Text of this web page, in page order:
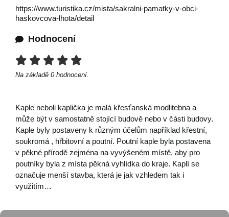
https://www.turistika.cz/mista/sakralni-pamatky-v-obci-
haskovcova-lhota/detail
Hodnocení
Na základě 0 hodnocení.
Kaple neboli kaplička je malá křesťanská modlitebna a
může být v samostatně stojící budově nebo v části budovy.
Kaple byly postaveny k různým účelům například křestní,
soukromá , hřbitovní a poutní. Poutní kaple byla postavena
v pěkné přírodě zejména na vyvýšeném místě, aby pro
poutníky byla z místa pěkná vyhlídka do kraje. Kaplí se
označuje menší stavba, která je jak vzhledem tak i
využitím…